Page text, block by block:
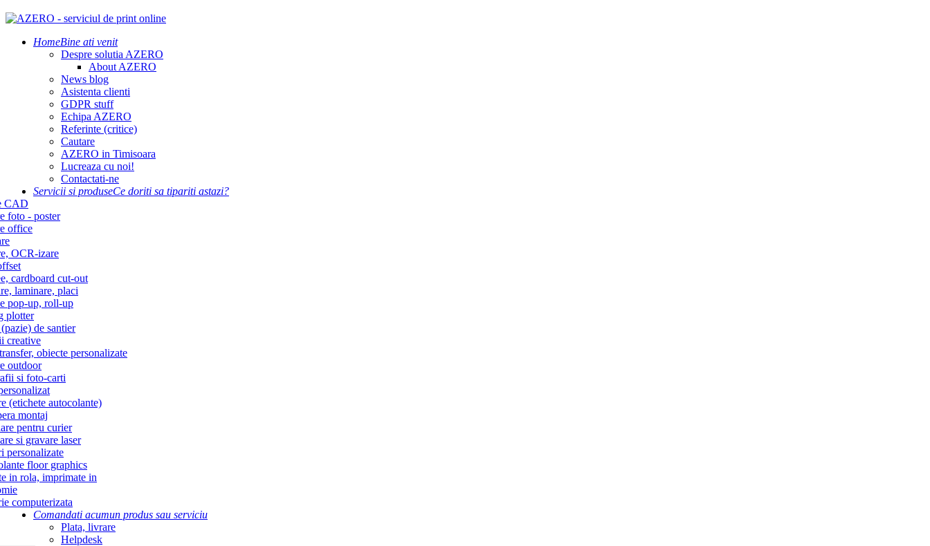
HomeBine ati venit
Despre solutia AZERO
About AZERO
News blog
Asistenta clienti
GDPR stuff
Echipa AZERO
Referinte (critice)
Cautare
AZERO in Timisoara
Lucreaza cu noi!
Contactati-ne
Servicii si produseCe doriti sa tipariti astazi?
CAD
foto - poster
office
OCR-izare
cardboard cut-out
laminare, placi
pop-up, roll-up
plotter
de santier
creative
obiecte personalizate
outdoor
si foto-carti
(etichete autocolante)
montaj
pentru curier
si gravare laser
personalizate
floor graphics
in rola, imprimate in
computerizata
Comandati acumun produs sau serviciu
Plata, livrare
Helpdesk